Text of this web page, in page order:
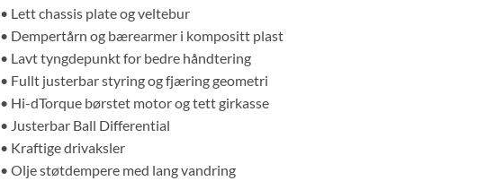
• Lett chassis plate og veltebur
• Dempertårn og bærearmer i kompositt plast
• Lavt tyngdepunkt for bedre håndtering
• Fullt justerbar styring og fjæring geometri
• Hi-dTorque børstet motor og tett girkasse
• Justerbar Ball Differential
• Kraftige drivaksler
• Olje støtdempere med lang vandring